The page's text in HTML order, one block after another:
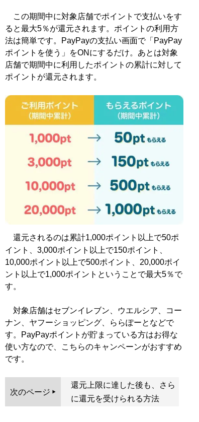
この期間中に対象店舗でポイントで支払いをす
ると最大5％が還元されます。ポイントの利用方
法は簡単です。PayPayの支払い画面で「PayPay
ポイントを使う」をONにするだけ。あとは対象
店舗で期間中に利用したポイントの累計に対して
ポイントが還元されます。
還元されるのは累計1,000ポイント以上で50ポ
イント、3,000ポイント以上で150ポイント、
10,000ポイント以上で500ポイント、20,000ポイ
ント以上で1,000ポイントということで最大5％で
す。
対象店舗はセブンイレブン、ウエルシア、コー
ナン、ヤフーショッピング、ららぽーとなどで
す。PayPayポイントが貯まっている方はお得な
使い方なので、こちらのキャンペーンがおすすめ
です。
次のページ
還元上限に達した後も、さら
に還元を受けられる方法